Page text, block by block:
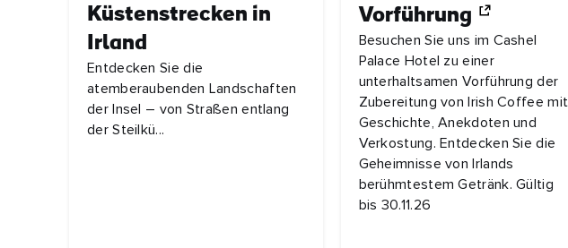
Küstenstrecken in
Irland
Entdecken Sie die
atemberaubenden Landschaften
der Insel – von Straßen entlang
der Steilkü...
Vorführung
Besuchen Sie uns im Cashel
Palace Hotel zu einer
unterhaltsamen Vorführung der
Zubereitung von Irish Coffee mit
Geschichte, Anekdoten und
Verkostung. Entdecken Sie die
Geheimnisse von Irlands
berühmtestem Getränk. Gültig
bis 30.11.26